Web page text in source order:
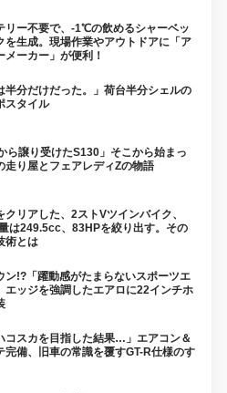
リー不要で、-1℃の飲めるシャーベッ
を生成。現場作業やアウトドアに「ア
メーカー」が便利！
半分だけだった。」荷台半分シェルの
スタイル
ら譲り受けたS130」そこから始まっ
走り屋とフェアレディZの物語
クリアした、2ストVツインバイク、
は249.5cc、83HPを絞り出す。その
術とは
ン!?「躍動感がたまらないスポーツエ
エッジを強調したエアロに22インチホ
コスカを目指した結果…」エアコン＆
完備、旧車の常識を覆すGT-R仕様のす